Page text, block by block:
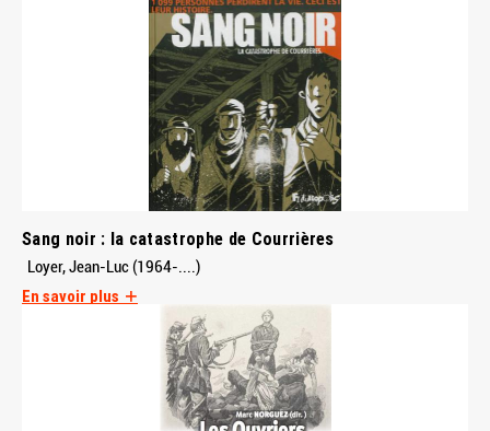
Sang noir : la catastrophe de Courrières
Loyer, Jean-Luc (1964-....)
En savoir plus